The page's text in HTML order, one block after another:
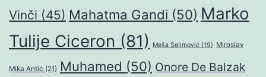
Vinči (45) Mahatma Gandi (50) Marko
Tulije Ciceron (81) Meša Selimović (19) Miroslav
Mika Antić (21) Muhamed (50) Onore De Balzak